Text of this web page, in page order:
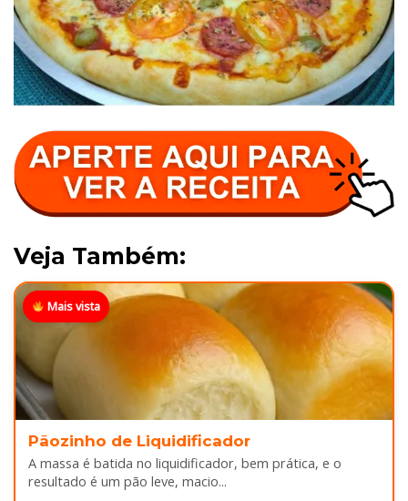
Veja Também:
Mais vista
Pãozinho de Liquidificador
A massa é batida no liquidificador, bem prática, e o
resultado é um pão leve, macio...